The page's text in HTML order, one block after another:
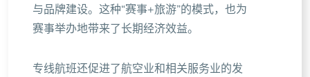
与品牌建设。这种“赛事+旅游”的模式，也为
赛事举办地带来了长期经济效益。
专线航班还促进了航空业和相关服务业的发